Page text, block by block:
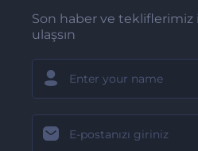
Son haber ve tekliflerimiz
ulaşsın